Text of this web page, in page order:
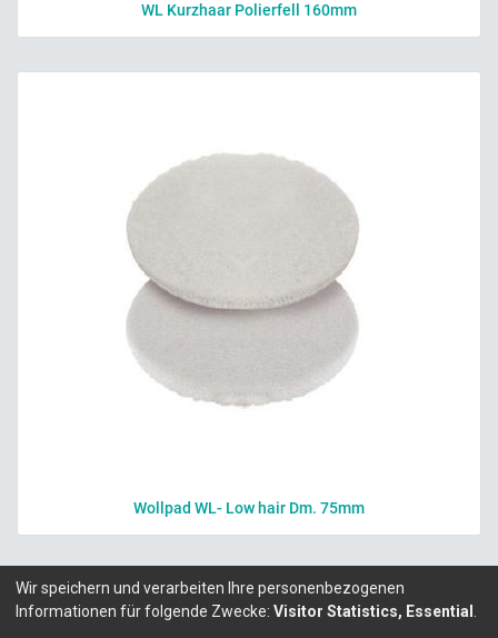
WL Kurzhaar Polierfell 160mm
Wollpad WL- Low hair Dm. 75mm
Wir speichern und verarbeiten Ihre personenbezogenen
Informationen für folgende Zwecke: Visitor Statistics, Essential